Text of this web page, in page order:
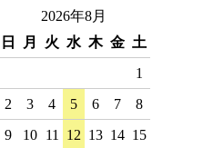
2026年8月
日
月 火 水 木 金 土
1
2
3 4 5 6 7
8
9
10 11 12 13 14 15